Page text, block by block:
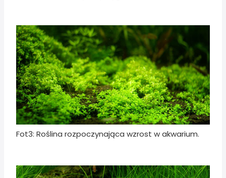
Fot3: Roślina rozpoczynająca wzrost w akwarium.